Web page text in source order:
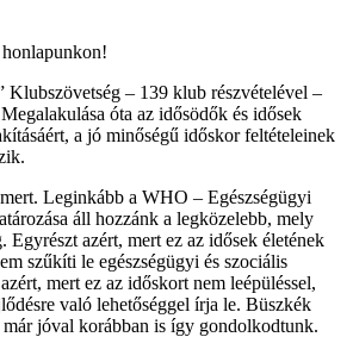
Klubszövetség – 139 klub részvételével –
óta az idősödők és idősek
a jó minőségű időskor feltételeinek
Leginkább a WHO – Egészségügyi
áll hozzánk a legközelebb, mely
Egyrészt azért, mert ez az idősek életének
szűkíti le egészségügyi és szociális
mert ez az időskort nem leépüléssel,
való lehetőséggel írja le. Büszkék
jóval korábban is így gondolkodtunk.